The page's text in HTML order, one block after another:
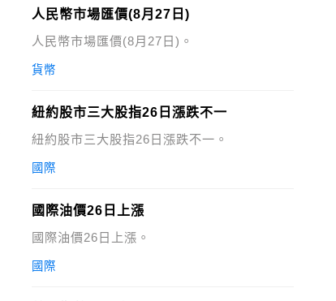
人民幣市場匯價(8月27日)
人民幣市場匯價(8月27日)。
貨幣
紐約股市三大股指26日漲跌不一
紐約股市三大股指26日漲跌不一。
國際
國際油價26日上漲
國際油價26日上漲。
國際